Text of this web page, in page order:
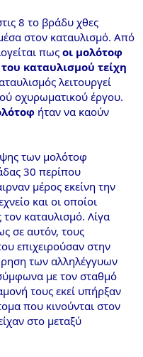
8 το βράδυ χθες
στον καταυλισμό. Από
πως οι μολότοφ
καταυλισμού τείχη
λειτουργεί
οχυρωματικού έργου.
ήταν να καούν
των μολότοφ
30 περίπου
μέρος εκείνη την
και οι οποίοι
καταυλισμό. Λίγα
σε αυτόν, τους
επιχειρούσαν στην
των αλληλέγγυων
με τον σταθμό
τους εκεί υπήρξαν
που κινούνται στον
στο μεταξύ